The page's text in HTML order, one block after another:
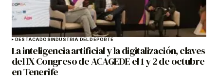
DESTACADOS INDUSTRIA DEL DEPORTE
La inteligencia artificial y la digitalización, claves
del IX Congreso de ACAGEDE el 1 y 2 de octubre
en Tenerife